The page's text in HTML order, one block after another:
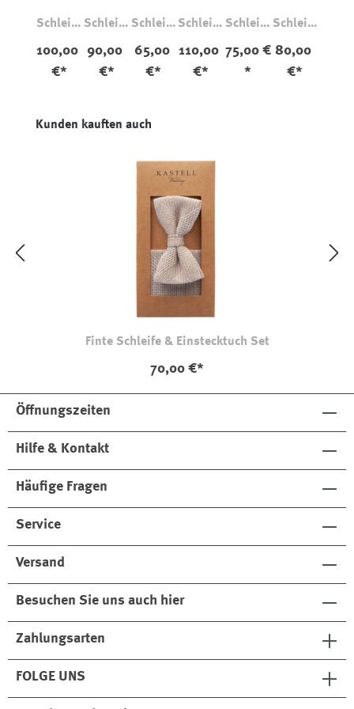
Schleife
ert
100,00
€*
Schleife
Set
Kariert
90,00
€*
Schleife
65,00
€*
Schleife
Blau
Glenche
110,00
€*
Schleife
Polka
Dot
75,00 €
*
Schleife
Abstrak
t
80,00
€*
Produktgalerie überspringen
Kunden kauften auch
Finte Schleife & Einstecktuch Set
70,00 €*
Öffnungszeiten
Hilfe & Kontakt
Häufige Fragen
Service
Versand
Besuchen Sie uns auch hier
Zahlungsarten
FOLGE UNS